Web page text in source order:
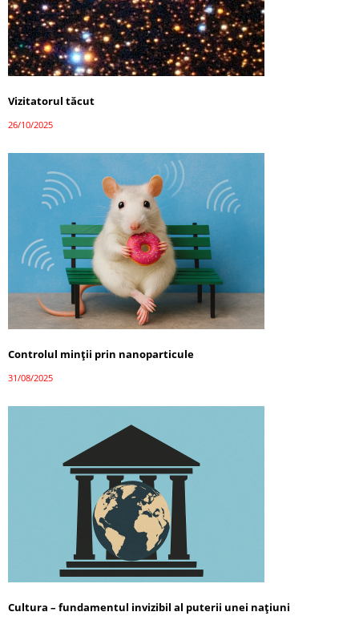
Vizitatorul tăcut
26/10/2025
Controlul minții prin nanoparticule
31/08/2025
Cultura – fundamentul invizibil al puterii unei națiuni